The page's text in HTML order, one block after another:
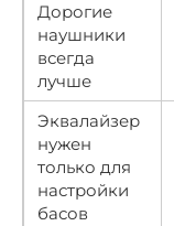
Дорогие
наушники
всегда
лучше
Эквалайзер
нужен
только для
настройки
басов